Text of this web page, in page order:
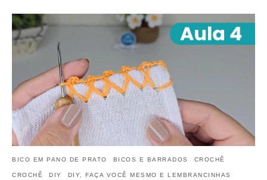
BICO EM PANO DE PRATO BICOS E BARRADOS CROCHÊ
CROCHÊ DIY DIY, FAÇA VOCÊ MESMO E LEMBRANCINHAS